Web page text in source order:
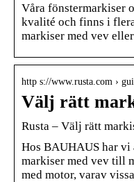
Våra fönstermarkiser
kvalité och finns i
markiser med vev
http s://www.rusta.com ›
Välj rätt
Rusta – Välj rätt
Hos BAUHAUS har
markiser med vev till
med motor, varav